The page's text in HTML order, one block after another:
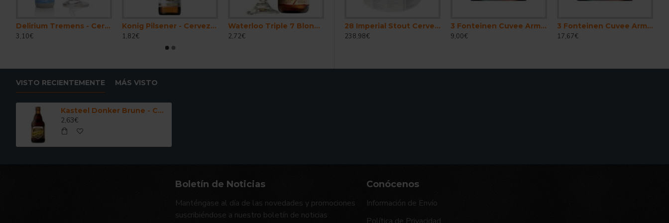
Delirium Tremens - Cerveza Belga Ale Fuerte 33 cl.
3,10€
Konig Pilsener - Cerveza Alemana Pils 33 cl.
1,82€
Waterloo Triple 7 Blonde - Cerveza Belga Abadia Triple 33 cl.
2,72€
28 Imperial Stout Cerveza Belga Stout Imperial 30 Litros
238,98€
3 Fonteinen Cuvee Armand . Gaston - Cerveza Belga Lambic Gueuze 37,5cl
9,00€
3 Fonteinen Cuvee Armand . Gaston - Cerveza Belga Lambic Gueuze 75 cl.
17,67€
VISTO RECIENTEMENTE MÁS VISTO
Kasteel Donker Brune - Cerveza Belga Ale Fuerte 33 cl.
2,63€
Boletín de Noticias
Manténgase al día de las novedades y promociones
suscribiéndose a nuestro boletín de noticias
Conócenos
Información de Envío